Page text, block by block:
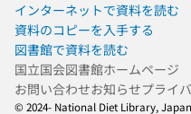
インターネットで資料を読む
資料のコピーを入手する
図書館で資料を読む
国立国会図書館ホームページ
お問い合わせお知らせプライ
© 2024- National Diet Library,